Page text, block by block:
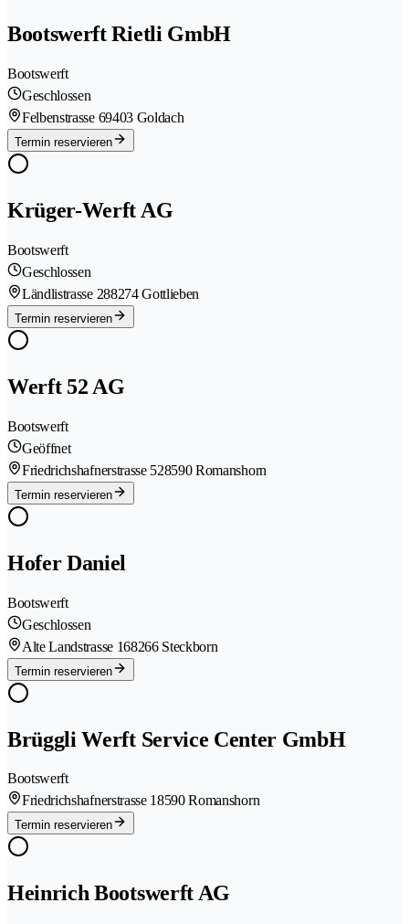
Bootswerft Rietli GmbH
Bootswerft
Geschlossen
Felbenstrasse 69403 Goldach
Termin reservieren
Krüger-Werft AG
Bootswerft
Geschlossen
Ländlistrasse 288274 Gottlieben
Termin reservieren
Werft 52 AG
Bootswerft
Geöffnet
Friedrichshafnerstrasse 528590 Romanshorn
Termin reservieren
Hofer Daniel
Bootswerft
Geschlossen
Alte Landstrasse 168266 Steckborn
Termin reservieren
Brüggli Werft Service Center GmbH
Bootswerft
Friedrichshafnerstrasse 18590 Romanshorn
Termin reservieren
Heinrich Bootswerft AG